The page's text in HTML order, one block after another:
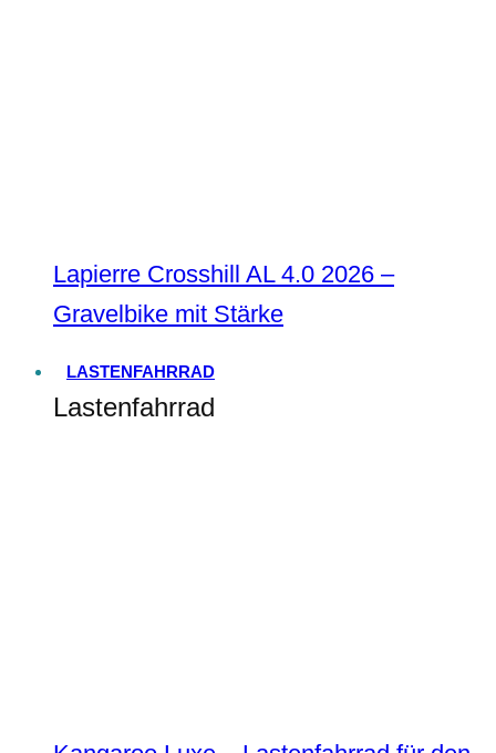
Lapierre Crosshill AL 4.0 2026 –
Gravelbike mit Stärke
LASTENFAHRRAD
Lastenfahrrad